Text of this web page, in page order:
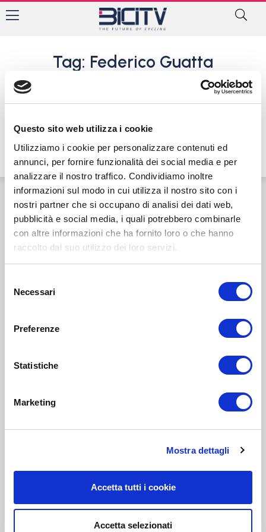
Questo sito web utilizza i cookie
Utilizziamo i cookie per personalizzare contenuti ed
annunci, per fornire funzionalità dei social media e per
analizzare il nostro traffico. Condividiamo inoltre
informazioni sul modo in cui utilizza il nostro sito con i
nostri partner che si occupano di analisi dei dati web,
pubblicità e social media, i quali potrebbero combinarle
con altre informazioni che ha fornito loro o che hanno
raccolto dal suo utilizzo dei loro servizi.
delNecessari
Preferenze
Statistiche
Marketing
Mostra dettagli
Accetta tutti i cookie
Accetta selezionati
Tag: Federico Guatta
Feralpi Monteclarense: la
squadra Juniores 2019 prende
31 Agosto 2018